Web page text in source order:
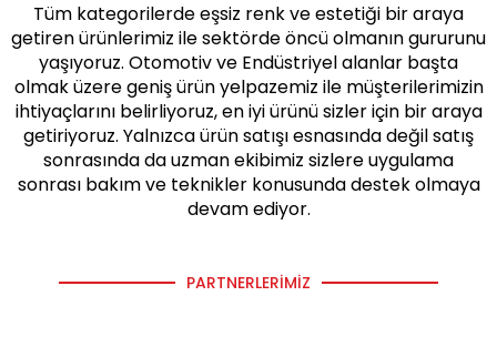
Tüm kategorilerde eşsiz renk ve estetiği bir araya
getiren ürünlerimiz ile sektörde öncü olmanın gururunu
yaşıyoruz. Otomotiv ve Endüstriyel alanlar başta
olmak üzere geniş ürün yelpazemiz ile müşterilerimizin
ihtiyaçlarını belirliyoruz, en iyi ürünü sizler için bir araya
getiriyoruz. Yalnızca ürün satışı esnasında değil satış
sonrasında da uzman ekibimiz sizlere uygulama
sonrası bakım ve teknikler konusunda destek olmaya
devam ediyor.
PARTNERLERIMIZ